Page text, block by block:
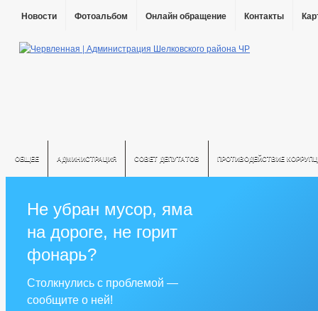
Новости Фотоальбом Онлайн обращение Контакты
ОБЩЕЕ АДМИНИСТРАЦИЯ СОВЕТ ДЕПУТАТОВ ПРОТИВОДЕЙСТВИЕ
Не убран мусор, яма
на дороге, не горит
фонарь?
Столкнулись с проблемой —
сообщите о ней!